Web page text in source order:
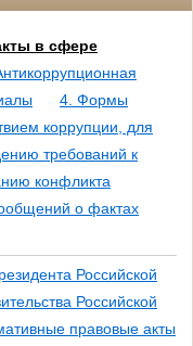
в сфере
4. Формы
коррупции, для
требований к
конфликта
о фактах
Российской
Российской
правовые акты